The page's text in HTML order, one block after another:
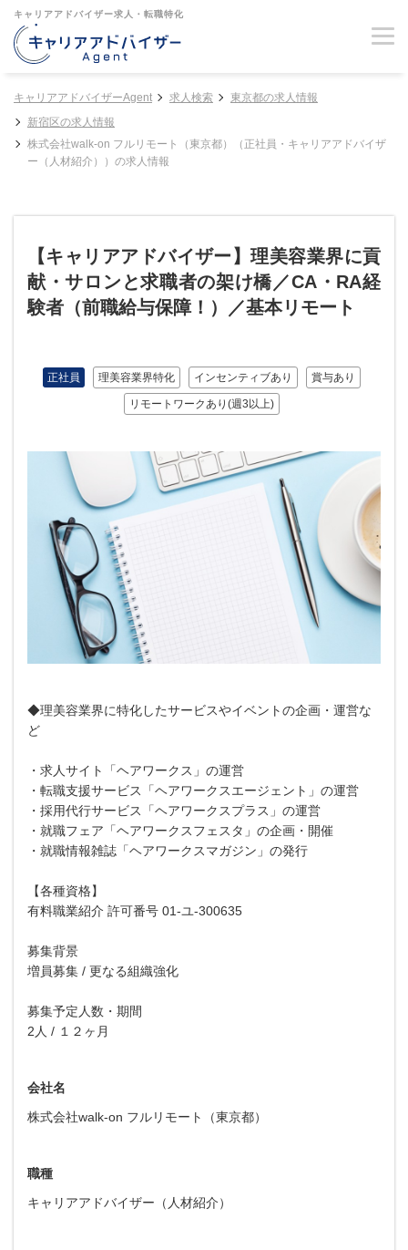
キャリアアドバイザー求人・転職特化
キャリアアドバイザーAgent 求人検索
東京都の求人情報
新宿区の求人情報
株式会社walk-on フルリモート（東京都）（正社員・キャリアアドバイザ
ー（人材紹介））の求人情報
【キャリアアドバイザー】理美容業界に貢
献・サロンと求職者の架け橋／CA・RA経
験者（前職給与保障！）／基本リモート
正社員 理美容業界特化 インセンティブあり 賞与あり
リモートワークあり(週3以上)
◆理美容業界に特化したサービスやイベントの企画・運営な
ど
・求人サイト「ヘアワークス」の運営
・転職支援サービス「ヘアワークスエージェント」の運営
・採用代行サービス「ヘアワークスプラス」の運営
・就職フェア「ヘアワークスフェスタ」の企画・開催
・就職情報雑誌「ヘアワークスマガジン」の発行
【各種資格】
有料職業紹介 許可番号 01-ユ-300635
募集背景
増員募集 / 更なる組織強化
募集予定人数・期間
2人 / １２ヶ月
会社名
株式会社walk-on フルリモート（東京都）
職種
キャリアアドバイザー（人材紹介）